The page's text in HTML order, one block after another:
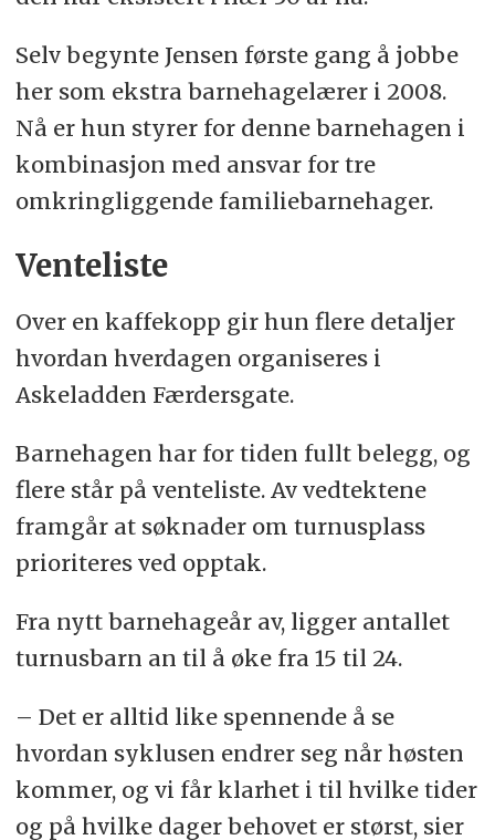
Selv begynte Jensen første gang å jobbe
her som ekstra barnehagelærer i 2008.
Nå er hun styrer for denne barnehagen i
kombinasjon med ansvar for tre
omkringliggende familiebarnehager.
Venteliste
Over en kaffekopp gir hun flere detaljer
hvordan hverdagen organiseres i
Askeladden Færdersgate.
Barnehagen har for tiden fullt belegg, og
flere står på venteliste. Av vedtektene
framgår at søknader om turnusplass
prioriteres ved opptak.
Fra nytt barnehageår av, ligger antallet
turnusbarn an til å øke fra 15 til 24.
– Det er alltid like spennende å se
hvordan syklusen endrer seg når høsten
kommer, og vi får klarhet i til hvilke tider
og på hvilke dager behovet er størst, sier